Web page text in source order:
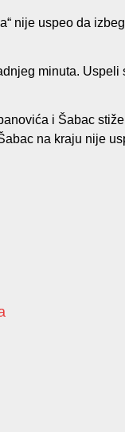
nije uspeo da
minuta. Uspeli
i Šabac
na kraju nije